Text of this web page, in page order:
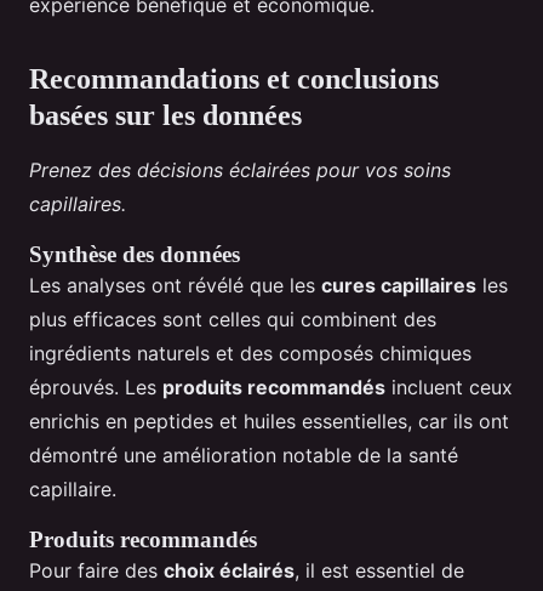
expérience bénéfique et économique.
Recommandations et conclusions
basées sur les données
Prenez des décisions éclairées pour vos soins
capillaires.
Synthèse des données
Les analyses ont révélé que les cures capillaires les
plus efficaces sont celles qui combinent des
ingrédients naturels et des composés chimiques
éprouvés. Les produits recommandés incluent ceux
enrichis en peptides et huiles essentielles, car ils ont
démontré une amélioration notable de la santé
capillaire.
Produits recommandés
Pour faire des choix éclairés, il est essentiel de